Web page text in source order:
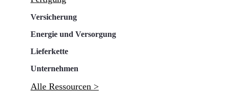
Versicherung
Energie und Versorgung
Lieferkette
Unternehmen
Alle Ressourcen >